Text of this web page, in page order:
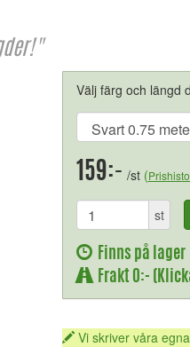
Välj färg och längd
159:- /st (
st
Finns på lager
Frakt 0:-
Vi skriver våra